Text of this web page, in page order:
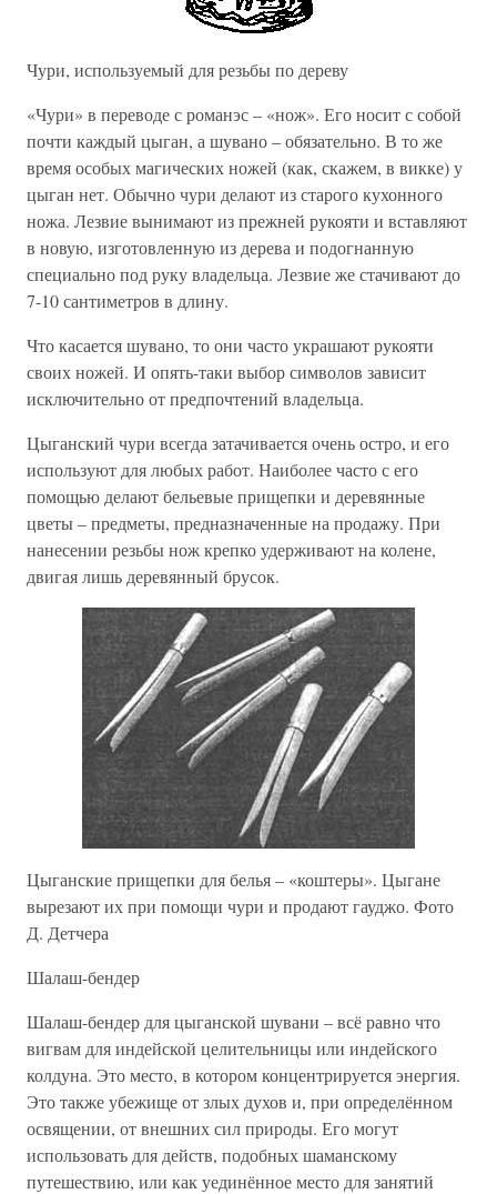
Чури, используемый для резьбы по дереву
«Чури» в переводе с романэс – «нож». Его носит с собой
почти каждый цыган, а шувано – обязательно. В то же
время особых магических ножей (как, скажем, в викке) у
цыган нет. Обычно чури делают из старого кухонного
ножа. Лезвие вынимают из прежней рукояти и вставляют
в новую, изготовленную из дерева и подогнанную
специально под руку владельца. Лезвие же стачивают до
7-10 сантиметров в длину.
Что касается шувано, то они часто украшают рукояти
своих ножей. И опять-таки выбор символов зависит
исключительно от предпочтений владельца.
Цыганский чури всегда затачивается очень остро, и его
используют для любых работ. Наиболее часто с его
помощью делают бельевые прищепки и деревянные
цветы – предметы, предназначенные на продажу. При
нанесении резьбы нож крепко удерживают на колене,
двигая лишь деревянный брусок.
Цыганские прищепки для белья – «коштеры». Цыгане
вырезают их при помощи чури и продают гауджо. Фото
Д. Детчера
Шалаш-бендер
Шалаш-бендер для цыганской шувани – всё равно что
вигвам для индейской целительницы или индейского
колдуна. Это место, в котором концентрируется энергия.
Это также убежище от злых духов и, при определённом
освящении, от внешних сил природы. Его могут
использовать для действ, подобных шаманскому
путешествию, или как уединённое место для занятий